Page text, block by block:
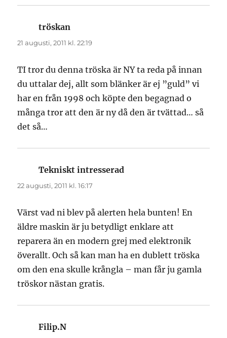
tröskan
21 augusti, 2011 kl. 22:19
TI tror du denna tröska är NY ta reda på innan
du uttalar dej, allt som blänker är ej ”guld” vi
har en från 1998 och köpte den begagnad o
många tror att den är ny då den är tvättad… så
det så…
Tekniskt intresserad
22 augusti, 2011 kl. 16:17
Värst vad ni blev på alerten hela bunten! En
äldre maskin är ju betydligt enklare att
reparera än en modern grej med elektronik
överallt. Och så kan man ha en dublett tröska
om den ena skulle krångla – man får ju gamla
tröskor nästan gratis.
Filip.N